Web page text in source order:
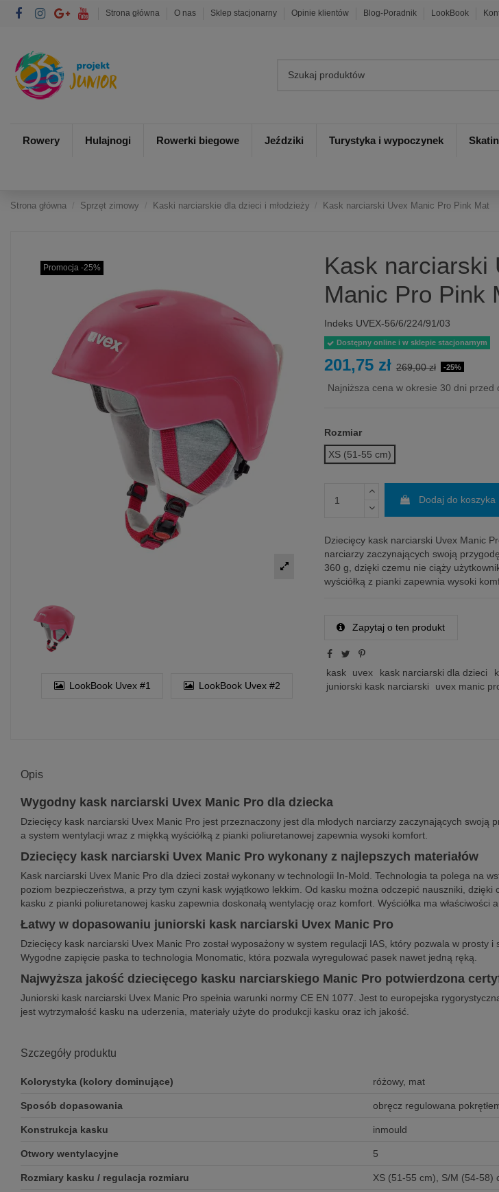
Strona główna O nas Sklep stacjonarny Opinie klientów Blog-Poradnik LookBook
Rowery Hulajnogi Rowerki biegowe Jeździki Turystyka i wypoczynek
Strona główna Sprzęt zimowy Kaski narciarskie dla dzieci i młodzieży Kask narciarski Uvex Manic Pro Pink Mat
Promocja -25%
LookBook Uvex #1 LookBook Uvex #2
Kask narciarski
Manic Pro Pink
Indeks UVEX-56/6/224/91/03
Dostępny online i w sklepie stacjonarnym
201,75 zł 269,00 zł -25%
Najniższa cena w okresie 30 dni przed
Rozmiar
XS (51-55 cm)
Dodaj do koszyka
Dziecięcy kask narciarski Uvex Manic
narciarzy zaczynających swoją
360 g, dzięki czemu nie ciąży
wyściółką z pianki zapewnia wysoki
Zapytaj o ten produkt
kask uvex kask narciarski dla dzieci
juniorski kask narciarski
uvex manic
Opis
Wygodny kask narciarski Uvex Manic Pro dla dziecka
Dziecięcy kask narciarski Uvex Manic Pro jest przeznaczony jest dla młodych narciarzy zaczynających
a system wentylacji wraz z miękką wyściółką z pianki poliuretanowej zapewnia wysoki komfort.
Dziecięcy kask narciarski Uvex Manic Pro wykonany z najlepszych materiałów
Kask narciarski Uvex Manic Pro dla dzieci został wykonany w technologii In-Mold. Technologia ta polega na
poziom bezpieczeństwa, a przy tym czyni kask wyjątkowo lekkim. Od kasku można odczepić nauszniki,
kasku z pianki poliuretanowej kasku zapewnia doskonałą wentylację oraz komfort. Wyściółka ma właściwości
Łatwy w dopasowaniu juniorski kask narciarski Uvex Manic Pro
Dziecięcy kask narciarski Uvex Manic Pro został wyposażony w system regulacji IAS, który pozwala w prosty
Wygodne zapięcie paska to technologia Monomatic, która pozwala wyregulować pasek nawet jedną ręką.
Najwyższa jakość dziecięcego kasku narciarskiego Manic Pro potwierdzona
Juniorski kask narciarski Uvex Manic Pro spełnia warunki normy CE EN 1077. Jest to europejska
jest wytrzymałość kasku na uderzenia, materiały użyte do produkcji kasku oraz ich jakość.
Szczegóły produktu
Kolorystyka (kolory dominujące) różowy, mat
Sposób dopasowania obręcz regulowana
Konstrukcja kasku inmould
Otwory wentylacyjne 5
Rozmiary kasku / regulacja rozmiaru XS (51-55 cm), S/M (54-58)